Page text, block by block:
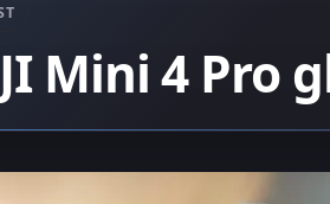
Mini 4 Pro